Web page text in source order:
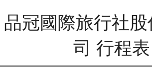
品冠國際旅行社
司 行程表